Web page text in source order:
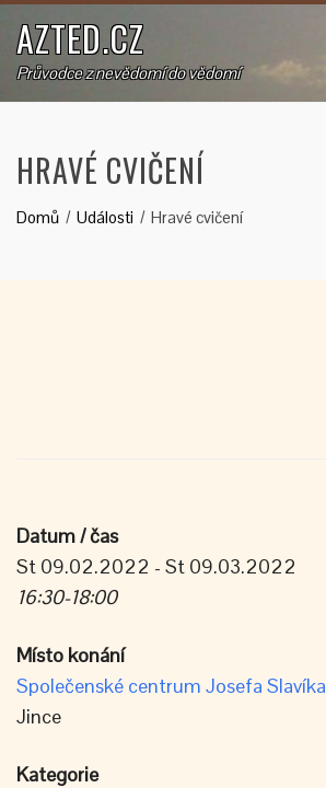
AZTED.CZ
Průvodce z nevědomí do vědomí
HRAVÉ CVIČENÍ
Domů Události Hravé cvičení
Datum / čas
St 09.02.2022 - St 09.03.2022
16:30-18:00
Místo konání
Společenské centrum Josefa Slavíka
Jince
Kategorie